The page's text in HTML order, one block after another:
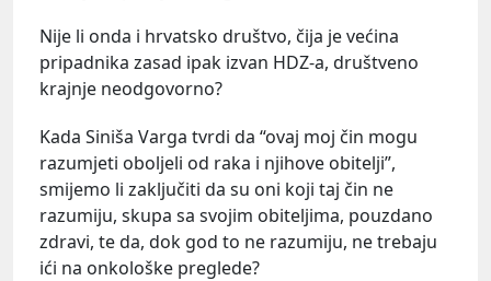
Nije li onda i hrvatsko društvo, čija je većina
pripadnika zasad ipak izvan HDZ-a, društveno
krajnje neodgovorno?
Kada Siniša Varga tvrdi da “ovaj moj čin mogu
razumjeti oboljeli od raka i njihove obitelji”,
smijemo li zaključiti da su oni koji taj čin ne
razumiju, skupa sa svojim obiteljima, pouzdano
zdravi, te da, dok god to ne razumiju, ne trebaju
ići na onkološke preglede?